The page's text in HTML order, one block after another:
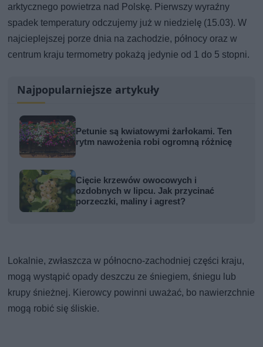
arktycznego powietrza nad Polskę. Pierwszy wyraźny
spadek temperatury odczujemy już w niedzielę (15.03). W
najcieplejszej porze dnia na zachodzie, północy oraz w
centrum kraju termometry pokażą jedynie od 1 do 5 stopni.
Najpopularniejsze artykuły
Petunie są kwiatowymi żarłokami. Ten
rytm nawożenia robi ogromną różnicę
Cięcie krzewów owocowych i
ozdobnych w lipcu. Jak przycinać
porzeczki, maliny i agrest?
Lokalnie, zwłaszcza w północno-zachodniej części kraju,
mogą wystąpić opady deszczu ze śniegiem, śniegu lub
krupy śnieżnej. Kierowcy powinni uważać, bo nawierzchnie
mogą robić się śliskie.